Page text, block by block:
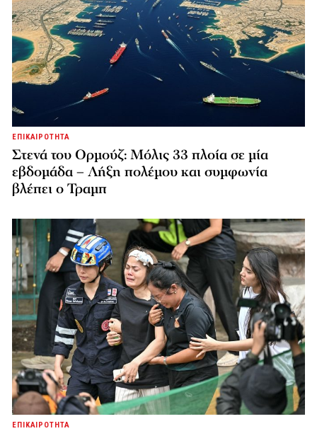
ΕΠΙΚΑΙΡΟΤΗΤΑ
Στενά του Ορμούζ: Μόλις 33 πλοία σε μία
εβδομάδα – Λήξη πολέμου και συμφωνία
βλέπει ο Τραμπ
ΕΠΙΚΑΙΡΟΤΗΤΑ